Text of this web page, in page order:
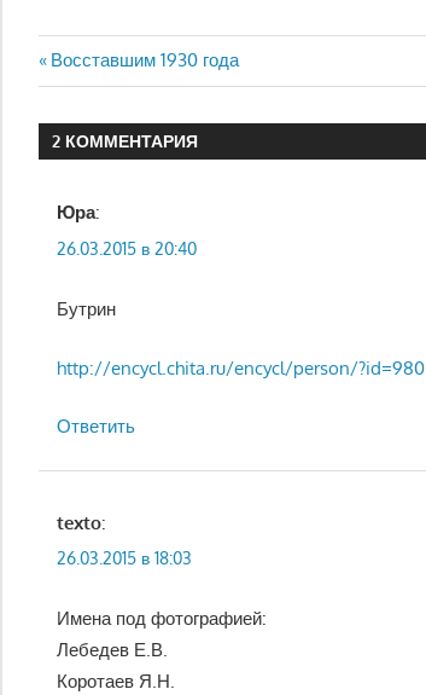
Навигация
по
записям
Предыдущая
запись:
Восставшим 1930 года
2 КОММЕНТАРИЯ
Юра:
26.03.2015 в 20:40
Бутрин
http://encycl.chita.ru/encycl/person/?id=980
Ответить
texto:
26.03.2015 в 18:03
Имена под фотографией:
Лебедев Е.В.
Коротаев Я.Н.